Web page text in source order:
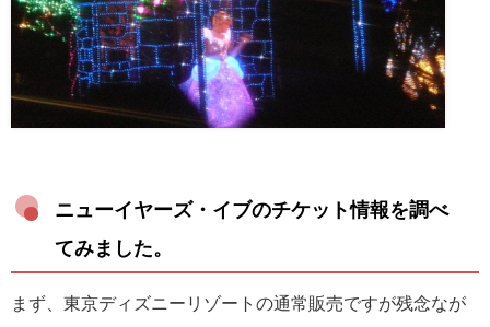
ニューイヤーズ・イブのチケット情報を調べ
てみました。
まず、東京ディズニーリゾートの通常販売ですが残念なが